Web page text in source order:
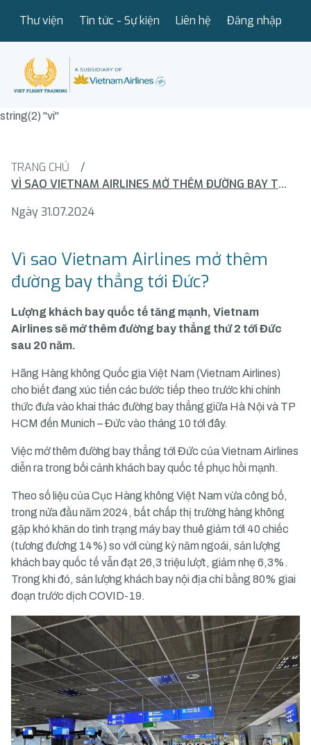
Thư viện Tin tức - Sự kiện Liên hệ Đăng nhập
string(2) "vi"
TRANG CHỦ
/
VÌ SAO VIETNAM AIRLINES MỞ THÊM ĐƯỜNG BAY THẲNG TỚI ĐỨC?
Ngày 31.07.2024
Vì sao Vietnam Airlines mở thêm
đường bay thẳng tới Đức?
Lượng khách bay quốc tế tăng mạnh, Vietnam
Airlines sẽ mở thêm đường bay thẳng thứ 2 tới Đức
sau 20 năm.
Hãng Hàng không Quốc gia Việt Nam (Vietnam Airlines)
cho biết đang xúc tiến các bước tiếp theo trước khi chính
thức đưa vào khai thác đường bay thẳng giữa Hà Nội và TP
HCM đến Munich – Đức vào tháng 10 tới đây.
Việc mở thêm đường bay thẳng tới Đức của Vietnam Airlines
diễn ra trong bối cảnh khách bay quốc tế phục hồi mạnh.
Theo số liệu của Cục Hàng không Việt Nam vừa công bố,
trong nửa đầu năm 2024, bất chấp thị trường hàng không
gặp khó khăn do tình trạng máy bay thuê giảm tới 40 chiếc
(tương đương 14%) so với cùng kỳ năm ngoái, sản lượng
khách bay quốc tế vẫn đạt 26,3 triệu lượt, giảm nhẹ 6,3%.
Trong khi đó, sản lượng khách bay nội địa chỉ bằng 80% giai
đoạn trước dịch COVID-19.